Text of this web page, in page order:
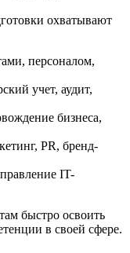
охватывают
персоналом,
учет, аудит,
бизнеса,
PR, бренд-
IT-
быстро освоить
в своей сфере.